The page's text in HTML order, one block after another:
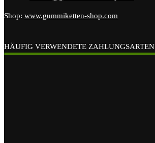
Shop: www.gummiketten-shop.com
HÄUFIG VERWENDETE ZAHLUNGSARTEN